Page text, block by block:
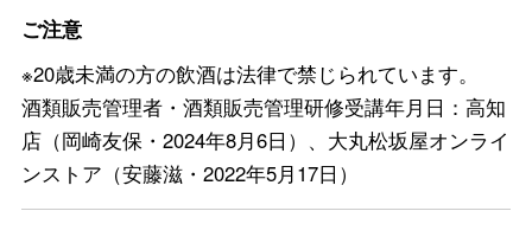
ご注意
※20歳未満の方の飲酒は法律で禁じられています。
酒類販売管理者・酒類販売管理研修受講年月日：高知
店（岡崎友保・2024年8月6日）、大丸松坂屋オンライ
ンストア（安藤滋・2022年5月17日）